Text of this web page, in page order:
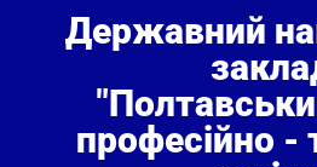
Державний
професійно -